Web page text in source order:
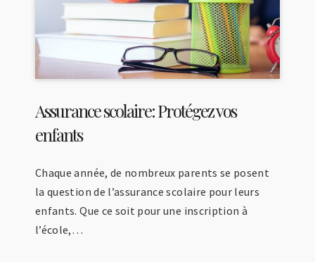
Assurance scolaire: Protégez vos
enfants
Chaque année, de nombreux parents se posent
la question de l’assurance scolaire pour leurs
enfants. Que ce soit pour une inscription à
l’école,…